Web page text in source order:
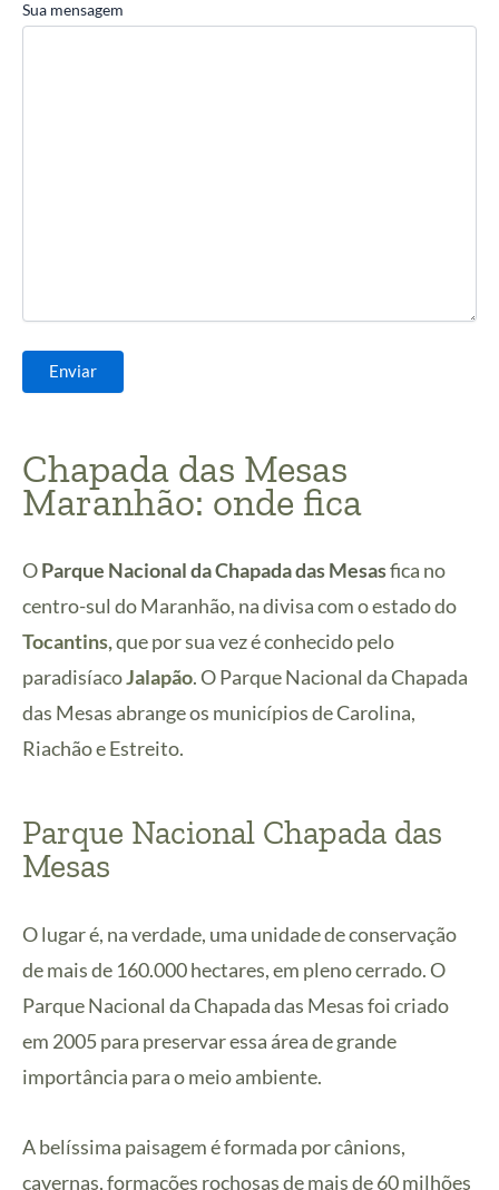
Sua mensagem
Chapada das Mesas
Maranhão: onde fica
OParque Nacional da Chapada das Mesasfica no
centro-sul do Maranhão, na divisa com o estado do
Tocantins,que por sua vez é conhecido pelo
paradisíacoJalapão. O Parque Nacional da Chapada
das Mesas abrange os municípios de Carolina,
Riachão e Estreito.
Parque Nacional Chapada das
Mesas
O lugar é, na verdade, uma unidade de conservação
de mais de 160.000 hectares, em pleno cerrado. O
Parque Nacional da Chapada das Mesas foi criado
em 2005 para preservar essa área de grande
importância para o meio ambiente.
A belíssima paisagem é formada por cânions,
cavernas, formações rochosas de mais de 60 milhões